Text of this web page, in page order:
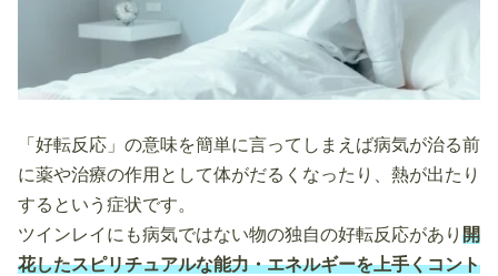
「好転反応」の意味を簡単に言ってしまえば病気が治る前
に薬や治療の作用として体がだるくなったり、熱が出たり
するという症状です。
ツインレイにも病気ではない物の独自の好転反応があり 開
花したスピリチュアルな能力・エネルギーを上手くコント